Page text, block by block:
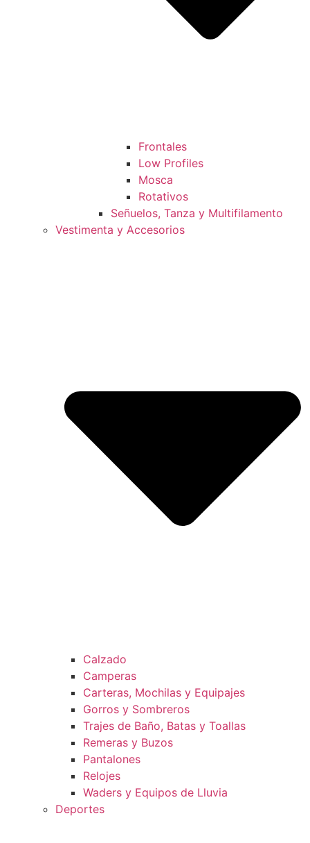
Frontales
Low Profiles
Mosca
Rotativos
Señuelos, Tanza y Multifilamento
Vestimenta y Accesorios
Calzado
Camperas
Carteras, Mochilas y Equipajes
Gorros y Sombreros
Trajes de Baño, Batas y Toallas
Remeras y Buzos
Pantalones
Relojes
Waders y Equipos de Lluvia
Deportes